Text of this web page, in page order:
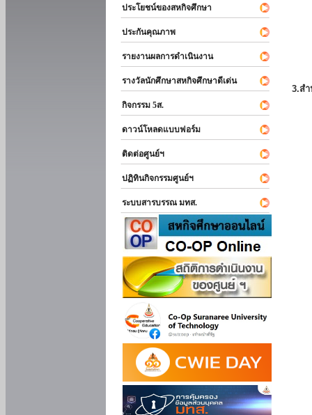
ประโยชน์ของสหกิจศึกษา
ประกันคุณภาพ
รายงานผลการดำเนินงาน
รางวัลนักศึกษาสหกิจศึกษาดีเด่น
กิจกรรม 5ส.
ดาวน์โหลดแบบฟอร์ม
ติดต่อศูนย์ฯ
ปฏิทินกิจกรรมศูนย์ฯ
ระบบสารบรรณ มทส.
3.ส